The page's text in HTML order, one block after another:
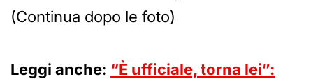
(Continua dopo le foto)
Leggi anche: “È ufficiale, torna lei”: